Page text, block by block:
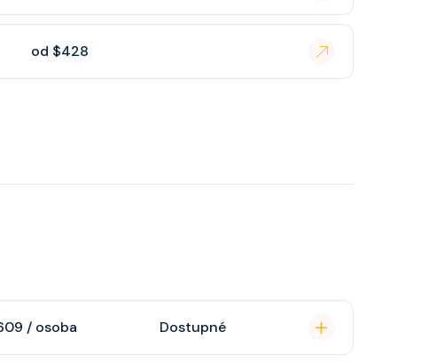
od $428
/ osoba Dostupné